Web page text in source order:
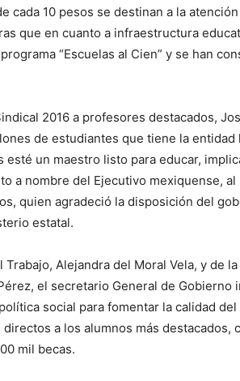
cada 10 pesos se destinan a la
que en cuanto a infraestructura
“Escuelas al Cien” y se han
2016 a profesores destacados,
de estudiantes que tiene la
esté un maestro listo para educar,
a nombre del Ejecutivo mexiquense,
quien agradeció la disposición del
estatal.
Alejandra del Moral Vela, y de
el secretario General de Gobierno
social para fomentar la calidad
a los alumnos más destacados,
mil becas.